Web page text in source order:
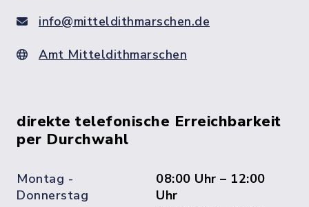
info@mitteldithmarschen.de
Amt Mitteldithmarschen
direkte telefonische Erreichbarkeit
per Durchwahl
Montag -
Donnerstag
08:00 Uhr – 12:00
Uhr